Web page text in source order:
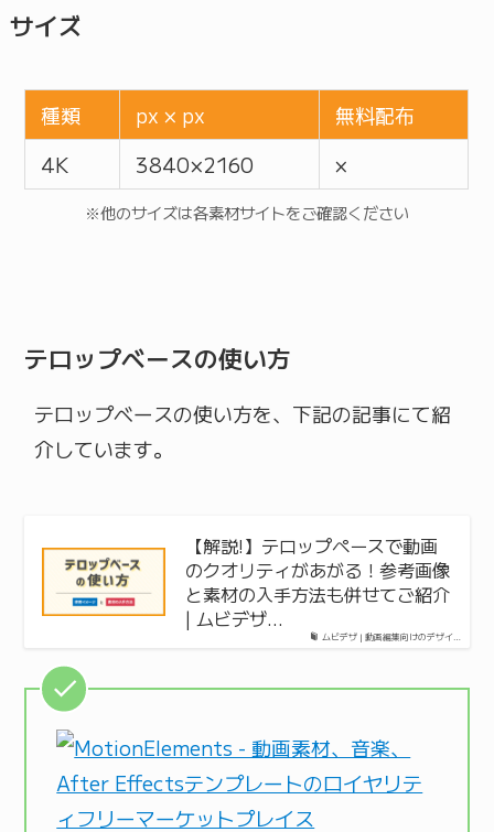
サイズ
種類 px × px
無料配布
4K
3840 × 2160 ×
※他のサイズは各素材サイトをご確認ください
テロップベースの使い方
テロップベースの使い方を、下記の記事にて紹
介しています。
ムビデザ | 動画編集向けのデザイ…
【解説!】テロップペースで動画
のクオリティがあがる！参考画像
と素材の入手方法も併せてご紹介
| ムビデザ…